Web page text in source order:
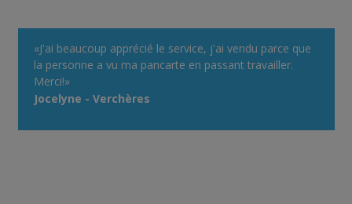
«J'ai beaucoup apprécié le service, j'ai vendu parce que
la personne a vu ma pancarte en passant travailler.
Merci!»
Jocelyne - Verchères